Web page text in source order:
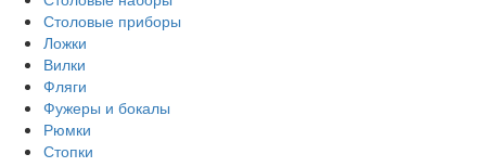
Столовые приборы
Ложки
Вилки
Фляги
Фужеры и бокалы
Рюмки
Стопки